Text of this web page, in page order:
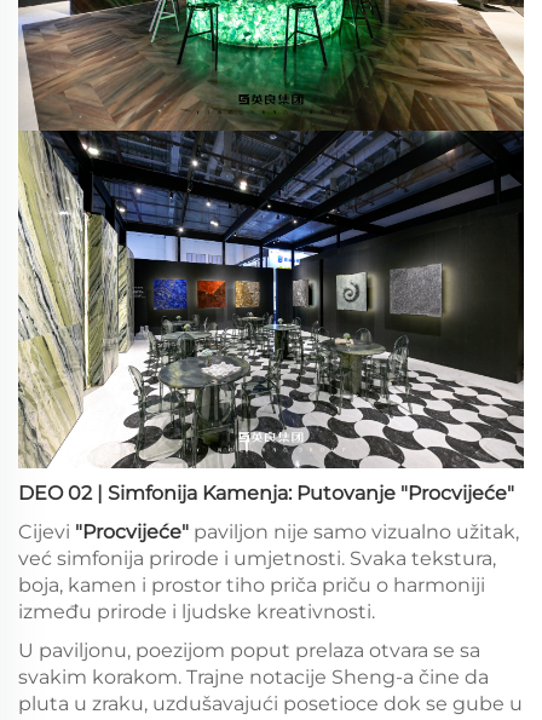
DEO 02 | Simfonija Kamenja: Putovanje "Procvijeće"
Cijevi "Procvijeće" paviljon nije samo vizualno užitak,
već simfonija prirode i umjetnosti. Svaka tekstura,
boja, kamen i prostor tiho priča priču o harmoniji
između prirode i ljudske kreativnosti.
U paviljonu, poezijom poput prelaza otvara se sa
svakim korakom. Trajne notacije Sheng-a čine da
pluta u zraku, uzdušavajući posetioce dok se gube u